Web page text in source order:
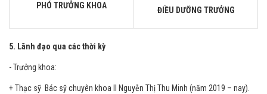
PHÓ TRƯỞNG KHOA ĐIỀU DƯỠNG TRƯỞNG
5. Lãnh đạo qua các thời kỳ
- Trưởng khoa:
+ Thạc sỹ Bác sỹ chuyên khoa II Nguyễn Thị Thu Minh (năm 2019 – nay).